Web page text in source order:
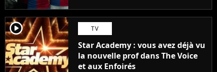
player2 TV
Star Academy : vous avez déjà vu
la nouvelle prof dans The Voice
et aux Enfoirés